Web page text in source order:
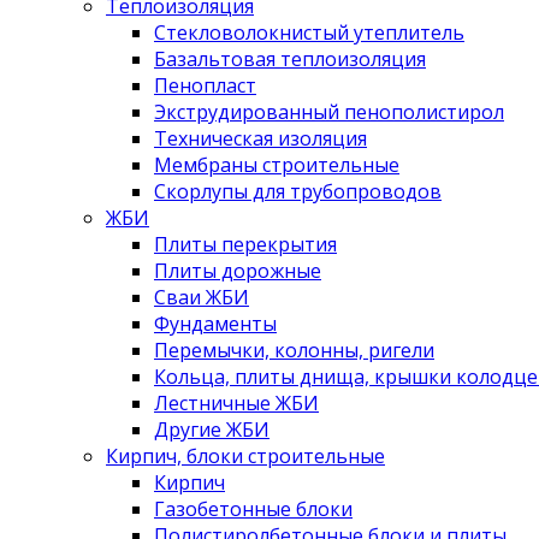
Теплоизоляция
Стекловолокнистый утеплитель
Базальтовая теплоизоляция
Пенопласт
Экструдированный пенополистирол
Техническая изоляция
Мембраны строительные
Скорлупы для трубопроводов
ЖБИ
Плиты перекрытия
Плиты дорожные
Сваи ЖБИ
Фундаменты
Перемычки, колонны, ригели
Кольца, плиты днища, крышки
Лестничные ЖБИ
Другие ЖБИ
Кирпич, блоки строительные
Кирпич
Газобетонные блоки